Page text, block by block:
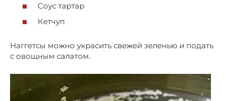
Соус тартар
Кетчуп
Наггетсы можно украсить свежей зеленью и подать
с овощным салатом.